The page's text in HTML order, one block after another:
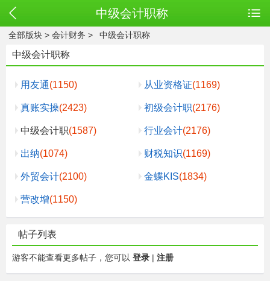
中级会计职称
全部版块 > 会计财务 > 中级会计职称
中级会计职称
用友通(1150) 从业资格证(1169)
真账实操(2423) 初级会计职(2176)
中级会计职(1587) 行业会计(2176)
出纳(1074) 财税知识(1169)
外贸会计(2100) 金蝶KIS(1834)
营改增(1150)
帖子列表
游客不能查看更多帖子，您可以 登录 | 注册